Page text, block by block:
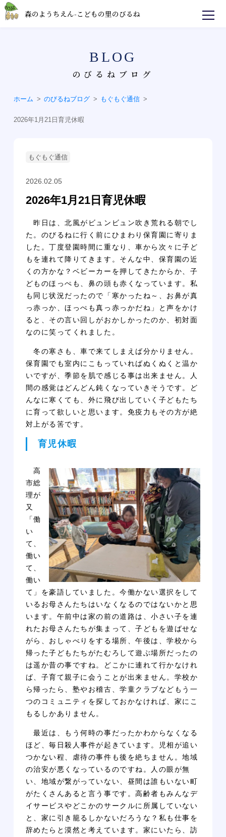
森のようちえん-こどもの里のびるね
のびるねブログ
ホーム のびるねブログ もぐもぐ通信
2026年1月21日育児休暇
もぐもぐ通信
2026.02.05
2026年1月21日育児休暇
昨日は、北風がビュンビュン吹き荒れる朝でし
た。のびるねに行く前にひまわり保育園に寄りま
した。丁度登園時間に重なり、車から次々に子ど
もを連れて降りてきます。そんな中、保育園の近
くの方かな？ベビーカーを押してきたからか、子
どものほっぺも、鼻の頭も赤くなっています。私
も同じ状況だったので「寒かったね～、お鼻が真
っ赤っか、ほっぺも真っ赤っかだね」と声をかけ
ると、その言い回しがおかしかったのか、初対面
なのに笑ってくれました。
冬の寒さも、車で来てしまえば分かりません。
保育園でも室内にこもっていればぬくぬくと温か
いですが、季節を肌で感じる事は出来ません。人
間の感覚はどんどん鈍くなっていきそうです。ど
んなに寒くても、外に飛び出していく子どもたち
に育って欲しいと思います。免疫力もその方が絶
対上がる筈です。
育児休暇
高
市総
理が
又
「働
い
て、
働い
て、
働い
て」を豪語していました。今働かない選択をして
いるお母さんたちはいなくなるのではないかと思
います。午前中は家の前の道路は、小さい子を連
れたお母さんたちが集まって、子どもを遊ばせな
がら、おしゃべりをする場所、午後は、学校から
帰った子どもたちがたむろして遊ぶ場所だったの
は遥か昔の事ですね。どこかに連れて行かなけれ
ば、子育て親子に会うことが出来ません。学校か
ら帰ったら、塾やお稽古、学童クラブなどもう一
つのコミュニティを探しておかなければ、家にこ
もるしかありません。
最近は、もう何時の事だったかわからなくなる
ほど、毎日殺人事件が起きています。児相が追い
つかない程、虐待の事件も後を絶ちません。地域
の治安が悪くなっているのですね。人の眼が無
い、地域が繋がっていない、昼間は誰もいない町
がたくさんあると言う事です。高齢者もみんなデ
イサービスやどこかのサークルに所属していない
と、家に引き籠るしかないだろうな？私も仕事を
辞めたらと漠然と考えています。家にいたら、訪